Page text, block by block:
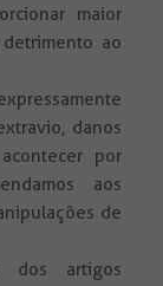
maior
ao
danos
por
aos
de
dos artigos